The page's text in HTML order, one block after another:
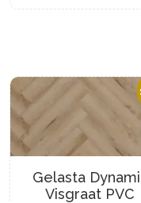
Gelasta
Visgraat PVC